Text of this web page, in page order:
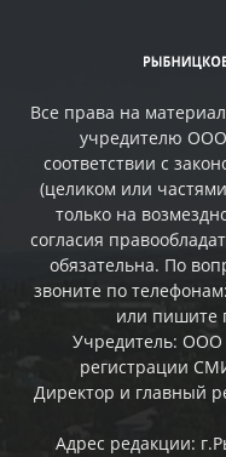
Все права на
учредителю
соответствии с
(целиком или
только на
согласия
обязательна. По
звоните по
или пишите
Учредитель: ООО
регистрации
Директор и главный
Адрес редакции: